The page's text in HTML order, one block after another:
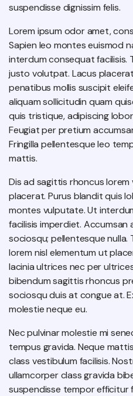
suspendisse dignissim felis.
Lorem ipsum odor amet,
Sapien leo montes euismod
interdum consequat facilisis.
justo volutpat. Lacus
penatibus mollis suscipit
aliquam sollicitudin quam
quis tristique, adipiscing
Feugiat per pretium
Fringilla pellentesque leo
mattis.
Dis ad sagittis rhoncus
placerat. Purus blandit quis
montes vulputate. Ut
facilisis imperdiet.
sociosqu; pellentesque nulla.
lorem nisl elementum ut
lacinia ultrices nec per
bibendum sagittis rhoncus
sociosqu duis at congue at.
molestie neque eu.
Nec pulvinar molestie mi
tempus gravida. Neque
class vestibulum facilisis.
ullamcorper class gravida
suspendisse tempor efficitur